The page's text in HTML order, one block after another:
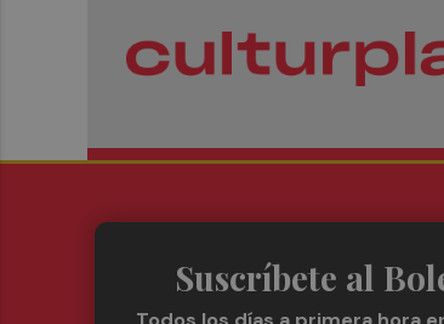
Suscríbete al